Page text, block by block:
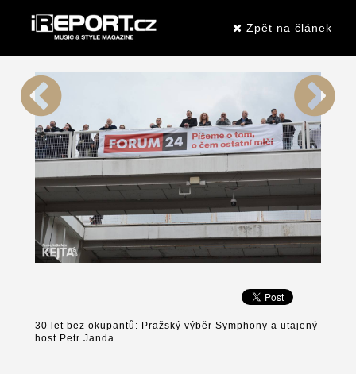
Zpět na článek
30 let bez okupantů: Pražský výběr Symphony a utajený
host Petr Janda